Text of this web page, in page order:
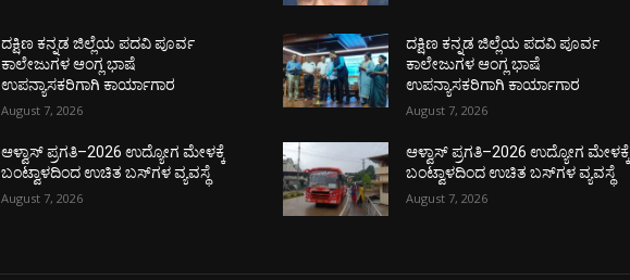
ದಕ್ಷಿಣ ಕನ್ನಡ ಜಿಲ್ಲೆಯ ಪದವಿ ಪೂರ್ವ
ಕಾಲೇಜುಗಳ ಆಂಗ್ಲ ಭಾಷೆ
ಉಪನ್ಯಾಸಕರಿಗಾಗಿ ಕಾರ್ಯಾಗಾರ
August 7, 2026
ಆಳ್ವಾಸ್ ಪ್ರಗತಿ–2026 ಉದ್ಯೋಗ ಮೇಳಕ್ಕೆ
ಬಂಟ್ವಾಳದಿಂದ ಉಚಿತ ಬಸ್‌ಗಳ ವ್ಯವಸ್ಥೆ
August 7, 2026
ದಕ್ಷಿಣ ಕನ್ನಡ ಜಿಲ್ಲೆಯ ಪದವಿ ಪೂರ್ವ
ಕಾಲೇಜುಗಳ ಆಂಗ್ಲ ಭಾಷೆ
ಉಪನ್ಯಾಸಕರಿಗಾಗಿ ಕಾರ್ಯಾಗಾರ
August 7, 2026
ಆಳ್ವಾಸ್ ಪ್ರಗತಿ–2026 ಉದ್ಯೋಗ ಮೇಳಕ್ಕೆ
ಬಂಟ್ವಾಳದಿಂದ ಉಚಿತ ಬಸ್‌ಗಳ ವ್ಯವಸ್ಥೆ
August 7, 2026